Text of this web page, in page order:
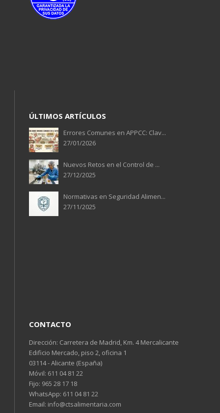
ÚLTIMOS ARTÍCULOS
Errores Comunes en APPCC: Clav...
27/01/2026
Nuevos Retos en el Control de ...
27/12/2025
Normativas en Seguridad Alimen...
27/11/2025
CONTACTO
Dirección: Carretera de Madrid, Km. 4 Mercalicante
Edificio Mercado, piso 2, oficina 1
03114 - Alicante (España)
Móvil: 611 04 81 22
Fijo: 965 28 17 18
WhatsApp: 611 04 81 22
Email: info@ctsalimentaria.com